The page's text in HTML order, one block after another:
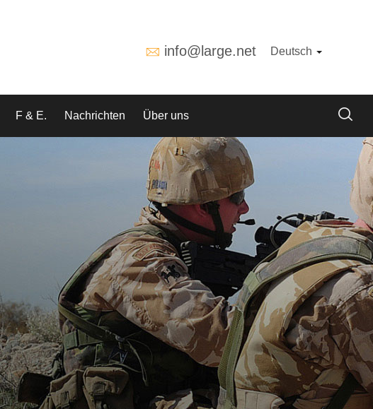
info@large.net Deutsch
F & E. Nachrichten Über uns